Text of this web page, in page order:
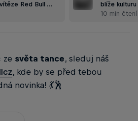
Red Bull …
blíže
10 min čtení
ze světa tance, sleduj náš
, kde by se před tebou
novinka! 💃🕺